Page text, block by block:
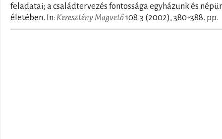
feladatai; a családtervezés fontossága egyházunk és
életében. In: Keresztény Magvető108.3 (2002), 380-388. pp.